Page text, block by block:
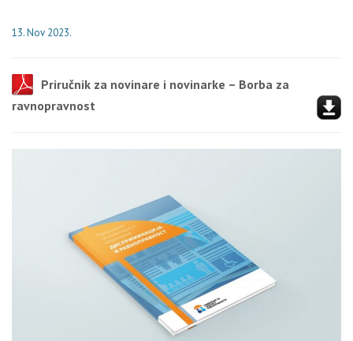
13. Nov 2023.
Priručnik za novinare i novinarke – Borba za
ravnopravnost